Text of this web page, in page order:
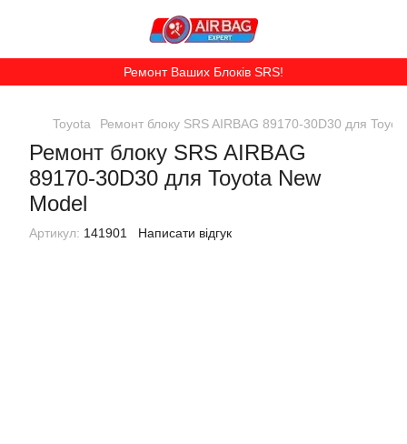
Ремонт Ваших Блоків SRS!
Toyota Ремонт блоку SRS AIRBAG 89170-30D30 для
Ремонт блоку SRS AIRBAG
89170-30D30 для Toyota New
Model
Артикул: 141901 Написати відгук